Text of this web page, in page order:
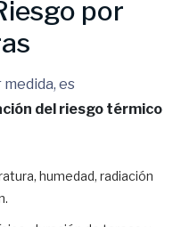
por
es
del riesgo térmico
humedad, radiación